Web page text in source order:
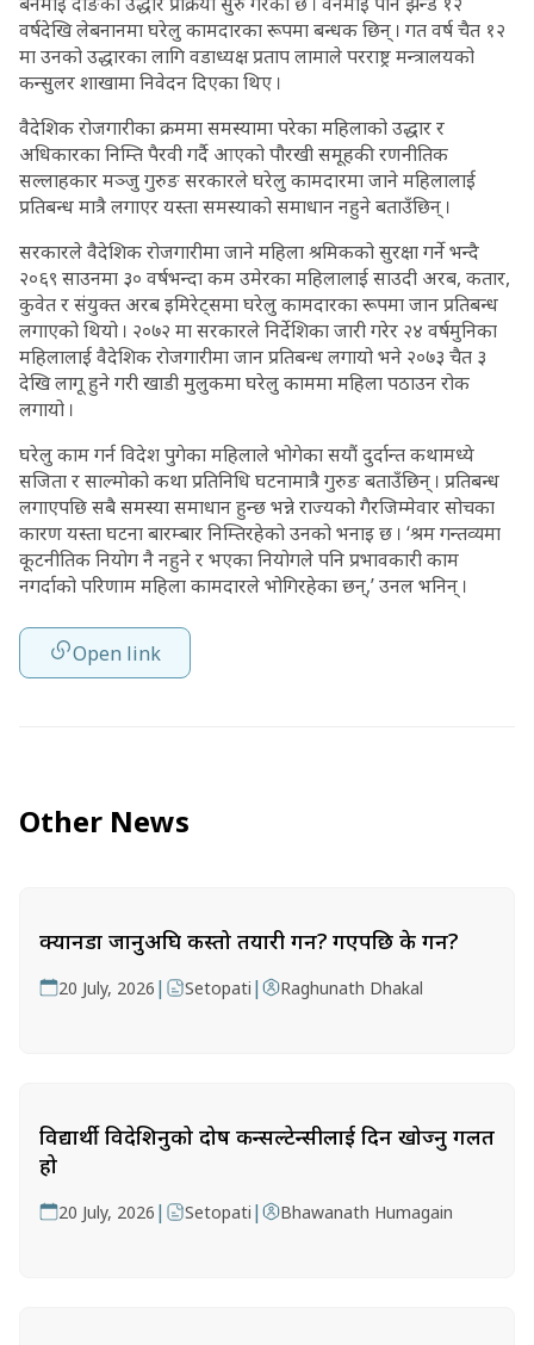
वर्षदेखि लेबनानमा घरेलु कामदारका रूपमा बन्धक छिन् । गत वर्ष चैत १२
मा उनको उद्धारका लागि वडाध्यक्ष प्रताप लामाले परराष्ट्र मन्त्रालयको
कन्सुलर शाखामा निवेदन दिएका थिए ।
वैदेशिक रोजगारीका क्रममा समस्यामा परेका महिलाको उद्धार र
अधिकारका निम्ति पैरवी गर्दै आएको पौरखी समूहकी रणनीतिक
सल्लाहकार मञ्जु गुरुङ सरकारले घरेलु कामदारमा जाने महिलालाई
प्रतिबन्ध मात्रै लगाएर यस्ता समस्याको समाधान नहुने बताउँछिन् ।
सरकारले वैदेशिक रोजगारीमा जाने महिला श्रमिकको सुरक्षा गर्ने भन्दै
२०६९ साउनमा ३० वर्षभन्दा कम उमेरका महिलालाई साउदी अरब, कतार,
कुवेत र संयुक्त अरब इमिरेट्समा घरेलु कामदारका रूपमा जान प्रतिबन्ध
लगाएको थियो । २०७२ मा सरकारले निर्देशिका जारी गरेर २४ वर्षमुनिका
महिलालाई वैदेशिक रोजगारीमा जान प्रतिबन्ध लगायो भने २०७३ चैत ३
देखि लागू हुने गरी खाडी मुलुकमा घरेलु काममा महिला पठाउन रोक
लगायो ।
घरेलु काम गर्न विदेश पुगेका महिलाले भोगेका सयौं दुर्दान्त कथामध्ये
सजिता र साल्मोको कथा प्रतिनिधि घटनामात्रै गुरुङ बताउँछिन् । प्रतिबन्ध
लगाएपछि सबै समस्या समाधान हुन्छ भन्ने राज्यको गैरजिम्मेवार सोचका
कारण यस्ता घटना बारम्बार निम्तिरहेको उनको भनाइ छ । ‘श्रम गन्तव्यमा
कूटनीतिक नियोग नै नहुने र भएका नियोगले पनि प्रभावकारी काम
नगर्दाको परिणाम महिला कामदारले भोगिरहेका छन्,’ उनल भनिन् ।
Open link
Other News
क्यानडा जानुअघि कस्तो तयारी गर्ने? गएपछि के गर्ने?
20 July, 2026 | Setopati | Raghunath Dhakal
विद्यार्थी विदेशिनुको दोष कन्सल्टेन्सीलाई दिन खोज्नु गलत
हो
20 July, 2026 | Setopati | Bhawanath Humagain